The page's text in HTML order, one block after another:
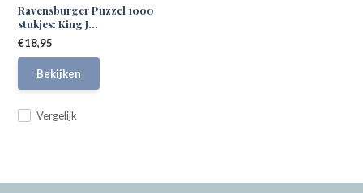
Ravensburger Puzzel 1000
stukjes: King J...
Vergelijk
€18,95
Bekijken